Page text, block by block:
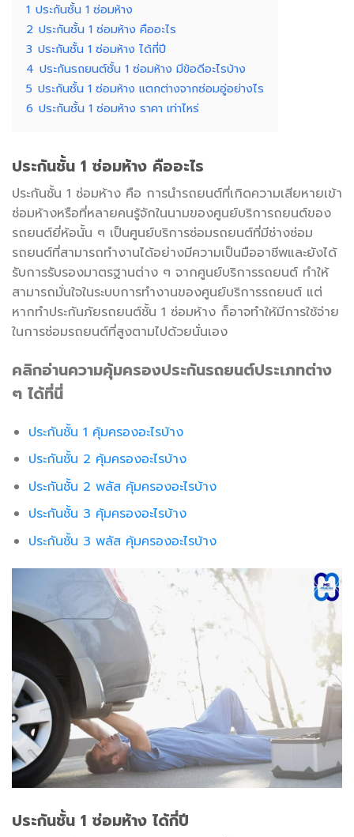
1 ประกันชั้น 1 ซ่อมห้าง
2 ประกันชั้น 1 ซ่อมห้าง คืออะไร
3 ประกันชั้น 1 ซ่อมห้าง ได้กี่ปี
4 ประกันรถยนต์ชั้น 1 ซ่อมห้าง มีข้อดีอะไรบ้าง
5 ประกันชั้น 1 ซ่อมห้าง แตกต่างจากซ่อมอู่อย่างไร
6 ประกันชั้น 1 ซ่อมห้าง ราคา เท่าไหร่
ประกันชั้น 1 ซ่อมห้าง คืออะไร
ประกันชั้น 1 ซ่อมห้าง คือ การนำรถยนต์ที่เกิดความเสียหายเข้า
ซ่อมห้างหรือที่หลายคนรู้จักในนามของศูนย์บริการถยนต์ของ
รถยนต์ยี่ห้อนั้น ๆ เป็นศูนย์บริการซ่อมรถยนต์ที่มีช่างซ่อม
รถยนต์ที่สามารถทำงานได้อย่างมีความเป็นมืออาชีพและยังได้
รับการรับรองมาตรฐานต่าง ๆ จากศูนย์บริการรถยนต์ ทำให้
สามารถมั่นใจในระบบการทำงานของศูนย์บริการรถยนต์ แต่
หากทำประกันภัยรถยนต์ชั้น 1 ซ่อมห้าง ก็อาจทำให้มีการใช้จ่าย
ในการซ่อมรถยนต์ที่สูงตามไปด้วยนั่นเอง
คลิกอ่านความคุ้มครองประกันรถยนต์ประเภทต่าง
ๆ ได้ที่นี่
ประกันชั้น 1 คุ้มครองอะไรบ้าง
ประกันชั้น 2 คุ้มครองอะไรบ้าง
ประกันชั้น 2 พลัส คุ้มครองอะไรบ้าง
ประกันชั้น 3 คุ้มครองอะไรบ้าง
ประกันชั้น 3 พลัส คุ้มครองอะไรบ้าง
ประกันชั้น 1 ซ่อมห้าง ได้กี่ปี